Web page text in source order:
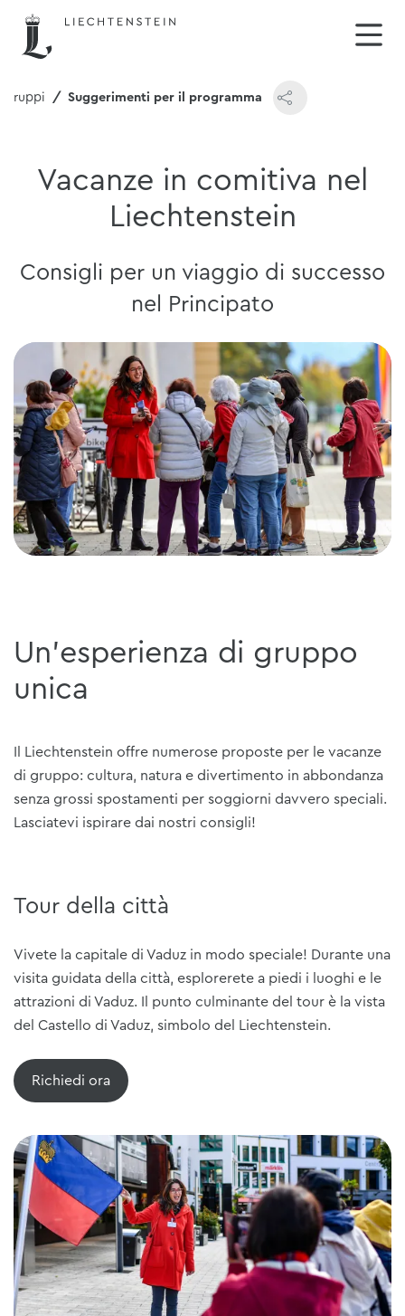
gruppi Suggerimenti per il programma
Vacanze in comitiva nel
Liechtenstein
Consigli per un viaggio di successo
nel Principato
Un'esperienza di gruppo
unica
Il Liechtenstein offre numerose proposte per le vacanze
di gruppo: cultura, natura e divertimento in abbondanza
senza grossi spostamenti per soggiorni davvero speciali.
Lasciatevi ispirare dai nostri consigli!
Tour della città
Vivete la capitale di Vaduz in modo speciale! Durante una
visita guidata della città, esplorerete a piedi i luoghi e le
attrazioni di Vaduz. Il punto culminante del tour è la vista
del Castello di Vaduz, simbolo del Liechtenstein.
Richiedi ora